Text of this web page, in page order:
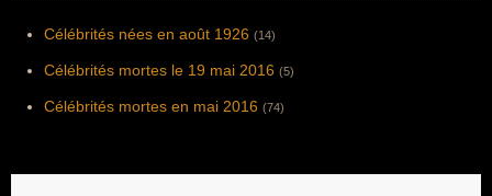
Célébrités nées en août 1926 (14)
Célébrités mortes le 19 mai 2016 (5)
Célébrités mortes en mai 2016 (74)